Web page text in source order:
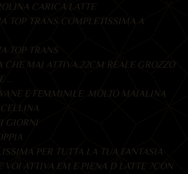
CARICA LATTE
TOP TRANS COMPLETISSIMA A
TOP TRANS
CHE MAI ATTIVA.22CM REALE GROZZO
..
E FEMMINILE MOLTO MAIALINA
GIORNI
PER TUTTA LA TUA FANTASIA
VOI ATTIVA EM E PIENA D LATTE ?CON